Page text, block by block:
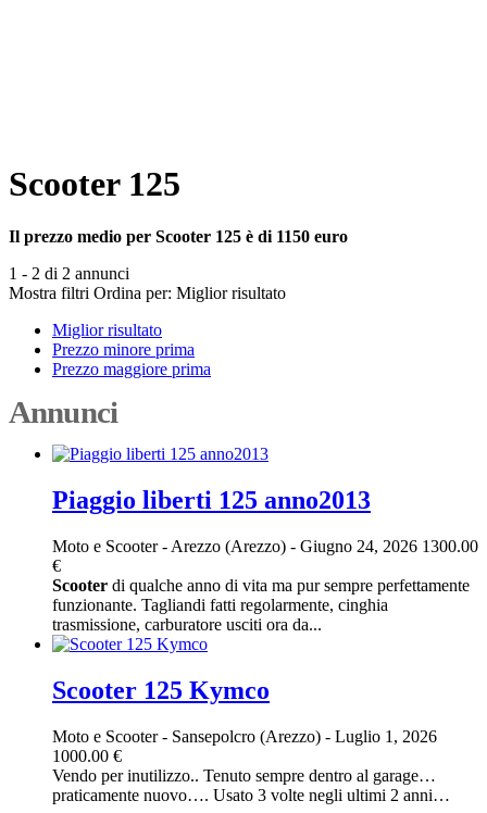
Scooter 125
Il prezzo medio per Scooter 125 è di 1150 euro
1 - 2 di 2 annunci
Mostra filtri Ordina per: Miglior risultato
Miglior risultato
Prezzo minore prima
Prezzo maggiore prima
Annunci
Piaggio liberti 125 anno2013
Moto e Scooter- Arezzo (Arezzo) - Giugno 24, 2026 1300.00
€
Scooter di qualche anno di vita ma pur sempre perfettamente
funzionante. Tagliandi fatti regolarmente, cinghia
trasmissione, carburatore usciti ora da...
Scooter 125 Kymco
Moto e Scooter- Sansepolcro (Arezzo) - Luglio 1, 2026
1000.00 €
Vendo per inutilizzo.. Tenuto sempre dentro al garage…
praticamente nuovo…. Usato 3 volte negli ultimi 2 anni…